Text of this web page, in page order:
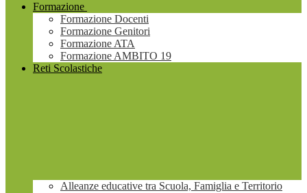
Formazione
Formazione Docenti
Formazione Genitori
Formazione ATA
Formazione AMBITO 19
Reti Scolastiche
Alleanze educative tra Scuola, Famiglia e Territorio